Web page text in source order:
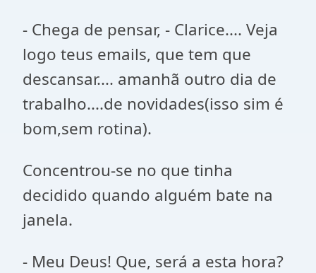
- Chega de pensar, - Clarice.... Veja
logo teus emails, que tem que
descansar.... amanhã outro dia de
trabalho....de novidades(isso sim é
bom,sem rotina).
Concentrou-se no que tinha
decidido quando alguém bate na
janela.
- Meu Deus! Que, será a esta hora?